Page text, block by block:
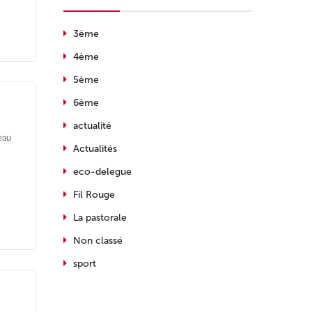
3ème
4ème
5ème
6ème
actualité
Actualités
eco-delegue
Fil Rouge
La pastorale
Non classé
sport